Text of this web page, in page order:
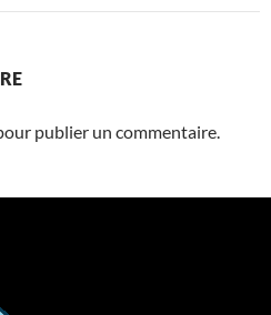
publier un commentaire.